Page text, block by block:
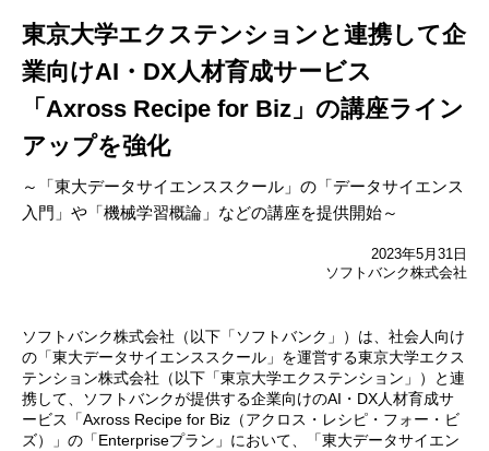
東京大学エクステンションと連携して企
業向けAI・DX人材育成サービス
「Axross Recipe for Biz」の講座ライン
アップを強化
～「東大データサイエンススクール」の「データサイエンス
入門」や 「機械学習概論」などの講座を提供開始～
2023年5月31日
ソフトバンク株式会社
ソフトバンク株式会社（以下「ソフトバンク」）は、社会人向け
の「東大データサイエンススクール」を運営する東京大学エクス
テンション株式会社（以下「東京大学エクステンション」）と連
携して、ソフトバンクが提供する企業向けのAI・DX人材育成サ
ービス「Axross Recipe for Biz（アクロス・レシピ・フォー・ビ
ズ）」の「Enterpriseプラン」において、「東大データサイエン